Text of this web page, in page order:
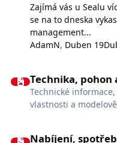
Zajímá vás u Sealu
se na to dneska
management...
AdamN, Duben 19
Technika, pohon
Technické
vlastnosti a
Nabíjení,